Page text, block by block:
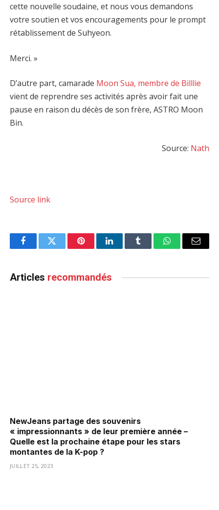
cette nouvelle soudaine, et nous vous demandons
votre soutien et vos encouragements pour le prompt
rétablissement de Suhyeon.
Merci. »
D’autre part, camarade Moon Sua, membre de Billlie
vient de reprendre ses activités après avoir fait une
pause en raison du décès de son frère, ASTRO Moon
Bin.
Source: Nath
Source link
FacebookTwitter PinterestLinkedInTumblr WhatsAppEmail
Articles recommandés
NewJeans partage des souvenirs
« impressionnants » de leur première année –
Quelle est la prochaine étape pour les stars
montantes de la K-pop ?
JUILLET 25, 2023